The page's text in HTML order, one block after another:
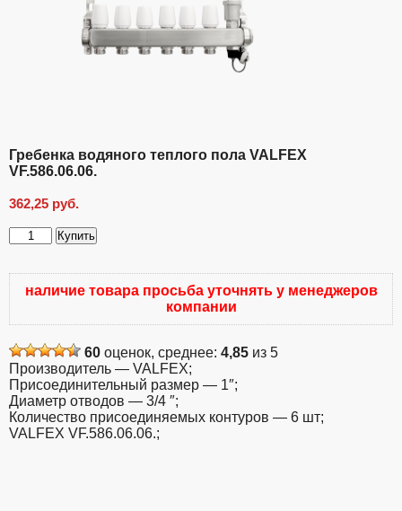
Гребенка водяного теплого пола VALFEX
VF.586.06.06.
362,25 руб.
Гребенка
водяного
теплого
VALFEX
VF.586.06.06.
Купить
наличие товара просьба уточнять у менеджеров
компании
60 оценок, среднее: 4,85 из 5
Производитель — VALFEX;
Присоединительный размер — 1″;
Диаметр отводов — 3/4 ″;
Количество присоединяемых контуров — 6 шт;
VALFEX VF.586.06.06.;